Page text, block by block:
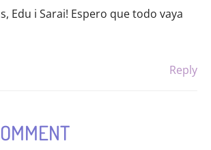
Edu i Sarai! Espero que todo vaya
Reply